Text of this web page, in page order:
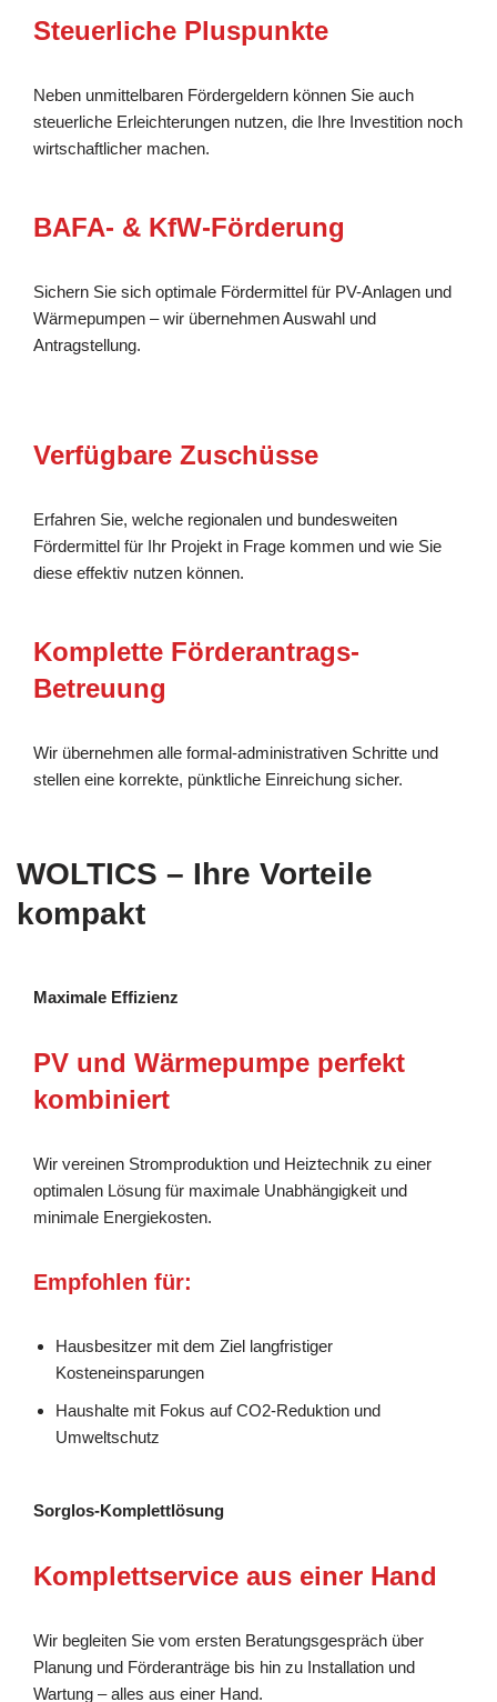
Steuerliche Pluspunkte
Neben unmittelbaren Fördergeldern können Sie auch
steuerliche Erleichterungen nutzen, die Ihre Investition noch
wirtschaftlicher machen.
BAFA- & KfW-Förderung
Sichern Sie sich optimale Fördermittel für PV-Anlagen und
Wärmepumpen – wir übernehmen Auswahl und
Antragstellung.
Verfügbare Zuschüsse
Erfahren Sie, welche regionalen und bundesweiten
Fördermittel für Ihr Projekt in Frage kommen und wie Sie
diese effektiv nutzen können.
Komplette Förderantrags-
Betreuung
Wir übernehmen alle formal-administrativen Schritte und
stellen eine korrekte, pünktliche Einreichung sicher.
WOLTICS – Ihre Vorteile
kompakt
Maximale Effizienz
PV und Wärmepumpe perfekt
kombiniert
Wir vereinen Stromproduktion und Heiztechnik zu einer
optimalen Lösung für maximale Unabhängigkeit und
minimale Energiekosten.
Empfohlen für:
Hausbesitzer mit dem Ziel langfristiger
Kosteneinsparungen
Haushalte mit Fokus auf CO2-Reduktion und
Umweltschutz
Sorglos-Komplettlösung
Komplettservice aus einer Hand
Wir begleiten Sie vom ersten Beratungsgespräch über
Planung und Förderanträge bis hin zu Installation und
Wartung – alles aus einer Hand.